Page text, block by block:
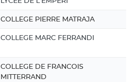
COLLEGE PIERRE MATRAJA
COLLEGE MARC FERRANDI
COLLEGE DE FRANCOIS
MITTERRAND